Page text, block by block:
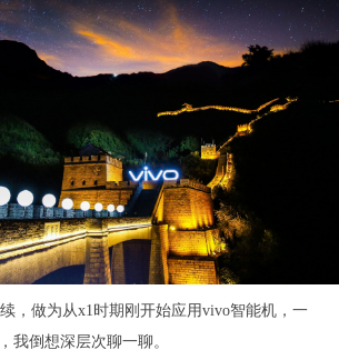
，做为从x1时期刚开始应用vivo智能机，一
我倒想深层次聊一聊。